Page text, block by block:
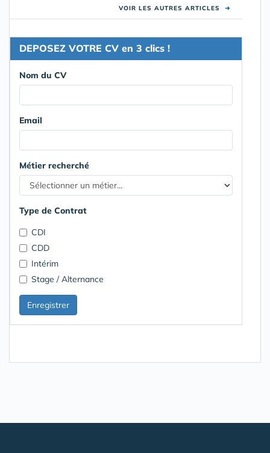
VOIR LES AUTRES ARTICLES ➜
DEPOSEZ VOTRE CV en 3 clics !
Nom du CV
Email
Métier recherché
Type de Contrat
CDI
CDD
Intérim
Stage / Alternance